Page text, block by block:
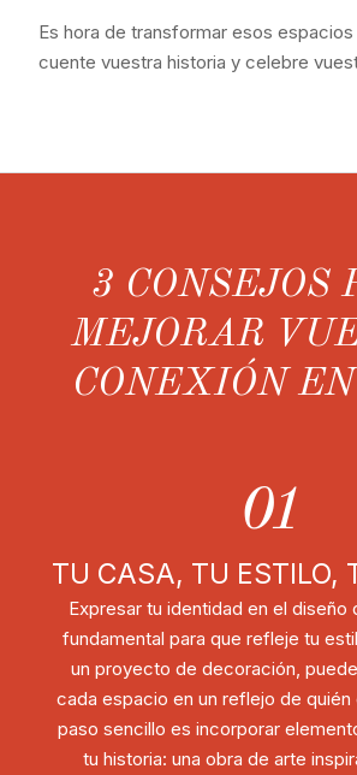
Es hora de transformar esos espacios
cuente vuestra historia y celebre
3 CONSEJOS
MEJORAR
CONEXIÓN
01
TU CASA, TU ESTILO,
Expresar tu identidad en el diseño
fundamental para que refleje tu
un proyecto de decoración,
cada espacio en un reflejo de quién
paso sencillo es incorporar
tu historia: una obra de arte